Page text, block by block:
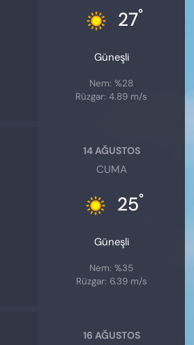
27°
Güneşli
Nem: %28
Rüzgar: 4.89 m/s
14 AĞUSTOS
CUMA
25°
Güneşli
Nem: %35
Rüzgar: 6.39 m/s
16 AĞUSTOS